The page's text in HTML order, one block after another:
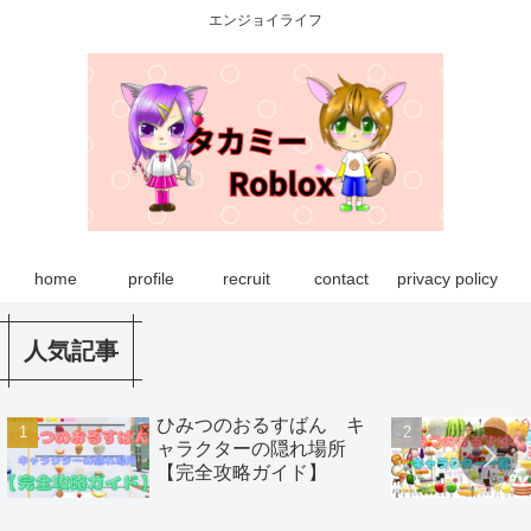
エンジョイライフ
home profile recruit contact privacy policy
人気記事
ひみつのおるすばん キ
ャラクターの隠れ場所
【完全攻略ガイド】